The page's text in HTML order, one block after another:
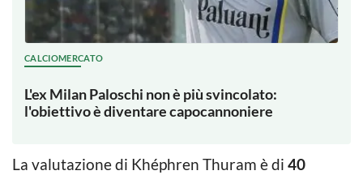
CALCIOMERCATO
L'ex Milan Paloschi non è più svincolato:
l'obiettivo è diventare capocannoniere
La valutazione di Khéphren Thuram è di 40